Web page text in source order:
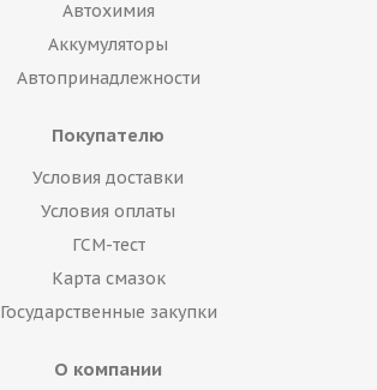
Автохимия
Аккумуляторы
Автопринадлежности
Покупателю
Условия доставки
Условия оплаты
ГСМ-тест
Карта смазок
Государственные закупки
О компании